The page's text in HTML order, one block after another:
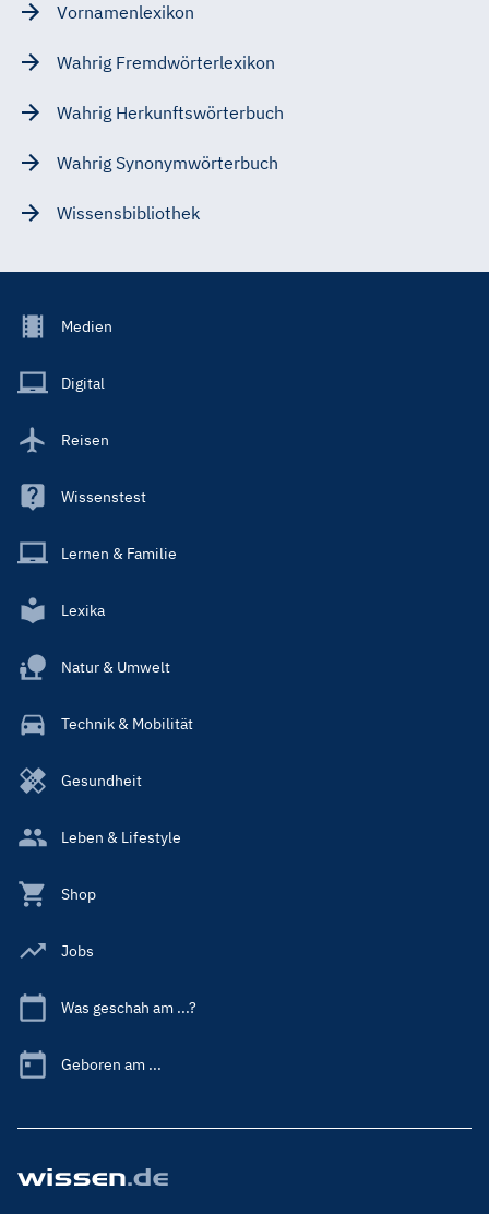
Vornamenlexikon
Wahrig Fremdwörterlexikon
Wahrig Herkunftswörterbuch
Wahrig Synonymwörterbuch
Wissensbibliothek
Footer
Main
Medien
Digital
Reisen
Wissenstest
Lernen & Familie
Lexika
Natur & Umwelt
Technik & Mobilität
Gesundheit
Leben & Lifestyle
Shop
Jobs
Was geschah am ...?
Geboren am ...